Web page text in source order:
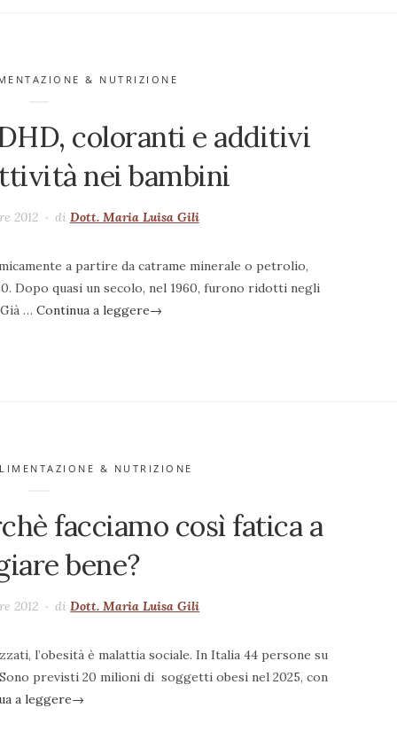
& NUTRIZIONE
coloranti e additivi
nei bambini
2012 di Dott. Maria Luisa Gili
a partire da catrame minerale o petrolio,
Dopo quasi un secolo, nel 1960, furono ridotti negli
… Continua a leggere→
& NUTRIZIONE
facciamo così fatica a
bene?
2012 di Dott. Maria Luisa Gili
l’obesità è malattia sociale. In Italia 44 persone su
previsti 20 milioni di soggetti obesi nel 2025, con
a leggere→